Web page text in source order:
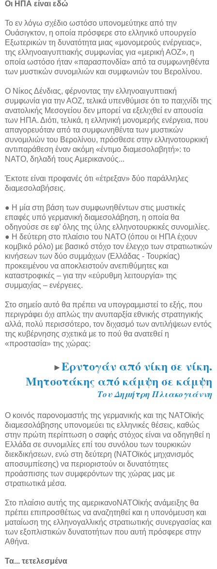
Οι ΗΠΑ είναι εδώ
Το εν λόγω σχέδιο ωστόσο υπονομεύτηκε από την
Ουάσιγκτον, η οποία πρόσφερε στο ελληνικό υπουργείο
Εξωτερικών τη δυνατότητα μιας «μονομερούς ενέργειας»,
της ελληνοαιγυπτιακής συμφωνίας για «μερική ΑΟΖ», η
οποία ωστόσο ήταν «παρασπονδία» από τα συμφωνηθέντα
των μυστικών συνομιλιών και συμφωνιών του Βερολίνου.
Ο Νίκος Δένδιας, φέρνοντας την ελληνοαιγυπτιακή
συμφωνία για την ΑΟΖ, τελικά υπενθύμισε ότι το παιχνίδι της
ανατολικής Μεσογείου δεν μπορεί να εξελιχθεί εν απουσία
των ΗΠΑ. Διότι, τελικά, η ελληνική μονομερής ενέργεια, που
απαγορευόταν από τα συμφωνηθέντα των μυστικών
συνομιλιών του Βερολίνου, πρόσθεσε στην ελληνοτουρκική
αντιπαράθεση έναν ακόμη «έντιμο διαμεσολαβητή»: το
ΝΑΤΟ, δηλαδή τους Αμερικανούς...
Έκτοτε είναι προφανές ότι «έτρεξαν» δύο παράλληλες
διαμεσολαβήσεις.
● Η μία στη βάση των συμφωνηθέντων στις μυστικές
επαφές υπό γερμανική διαμεσολάβηση, η οποία θα
οδηγούσε σε εφ’ όλης της ύλης ελληνοτουρκικές συνομιλίες.
● Η δεύτερη στο πλαίσιο του ΝΑΤΟ (όπου οι ΗΠΑ έχουν
κομβικό ρόλο) με βασικό στόχο τον έλεγχο των στρατιωτικών
κινήσεων των δύο συμμάχων (Ελλάδας - Τουρκίας)
προκειμένου να αποκλειστούν ανεπιθύμητες και
καταστροφικές – για την «εύρυθμη λειτουργία» της
συμμαχίας – ενέργειες.
Στο σημείο αυτό θα πρέπει να υπογραμμιστεί το εξής, που
περιγράφει όχι απλώς την ανυπαρξία εθνικής στρατηγικής
αλλά, πολύ περισσότερο, τον διχασμό των αντιλήψεων εντός
της κυβέρνησης σχετικά με το πού θα ανατεθεί η
«προστασία» της χώρας:
►Ερντογάν από νίκη σε νίκη.
Μητσοτάκης από κάμψη σε κάμψη
Του Δημήτρη Πλιακογιάννη
Ο κοινός παρονομαστής της γερμανικής και της ΝΑΤΟϊκής
διαμεσολάβησης υπονομεύει τις ελληνικές θέσεις, καθώς
στην πρώτη περίπτωση ο σαφής στόχος είναι να οδηγηθεί η
Ελλάδα σε συνομιλίες επί του συνόλου των τουρκικών
διεκδικήσεων, ενώ στη δεύτερη (ΝΑΤΟϊκός μηχανισμός
αποσυμπίεσης) να περιοριστούν οι δυνατότητες
προάσπισης των συμφερόντων της χώρας μας με
στρατιωτικά μέσα.
Στο πλαίσιο αυτής της αμερικανοΝΑΤΟϊκής ανάμειξης θα
πρέπει επιπροσθέτως να αναζητηθεί και η υπονόμευση και
ματαίωση της ελληνογαλλικής στρατιωτικής συνεργασίας και
των εξοπλιστικών δυνατοτήτων που αυτή πρόσφερε στην
Αθήνα.
Τα... τετελεσμένα